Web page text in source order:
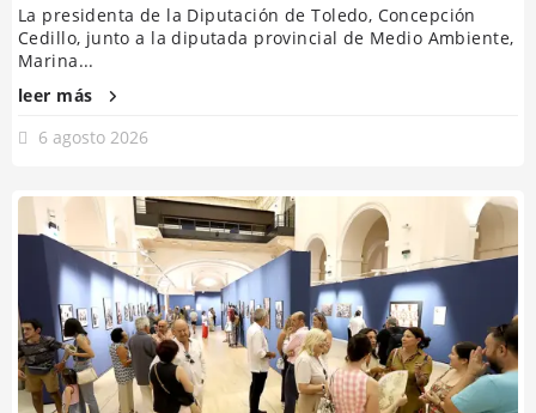
La presidenta de la Diputación de Toledo, Concepción
Cedillo, junto a la diputada provincial de Medio Ambiente,
Marina...
leer más
6 agosto 2026